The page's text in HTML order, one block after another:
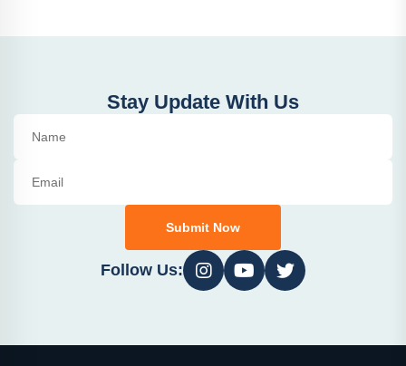
Stay Update With Us
Submit Now
Follow Us: